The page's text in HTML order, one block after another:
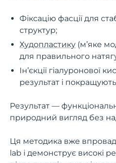
Фіксацію фасції для
структур;
Худопластику (м’яке
для правильного
Ін’єкції гіалуронової
результат і покращують
Результат —
природний вигляд без
Ця методика вже
lab і демонструє високі